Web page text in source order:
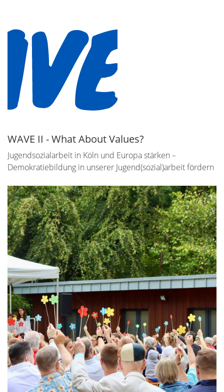
WAVE II - What About Values?
Jugendsozialarbeit in Köln und Europa stärken –
Demokratiebildung in unserer Jugend(sozial)arbeit fördern